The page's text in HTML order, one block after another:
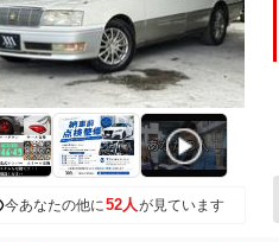
今あなたの他に52人が見ています